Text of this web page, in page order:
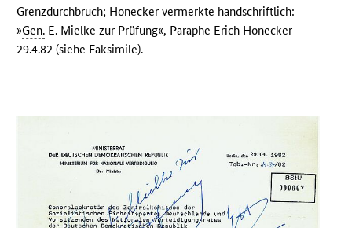
Grenzdurchbruch; Honecker vermerkte handschriftlich:
»Gen. E. Mielke zur Prüfung«, Paraphe Erich Honecker
29.4.82 (siehe Faksimile).